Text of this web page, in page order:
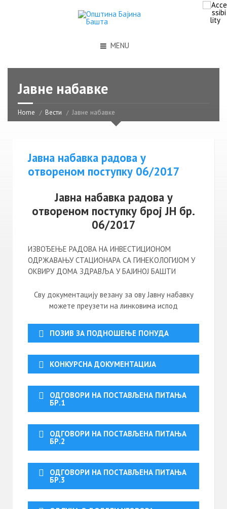
MENU
Јавне набавке
Home Вести Јавне набавке
Јавна набавка радова у
отвореном поступку 06/2017
Јавна набавка радова у
отвореном поступку број ЈН бр.
06/2017
ИЗВОЂЕЊЕ РАДОВА НА ИНВЕСТИЦИОНОМ
ОДРЖАВАЊУ СТАЦИОНАРА СА ГИНЕКОЛОГИЈОМ У
ОКВИРУ ДОМА ЗДРАВЉА У БАЈИНОЈ БАШТИ
Сву документацију везану за ову Јавну набавку
можете преузети на линковима испод
ПОЗИВ ЗА ПОДНОШЕЊЕ ПОНУДА
КОНКУРСНА ДОКУМЕНТАЦИЈА
ОДГОВОРИ НА ПОСТАВЉЕНА ПИТАЊА
БР.1
ОДГОВОРИ НА ПОСТАВЉЕНА ПИТАЊА
БР.2
ОДГОВОРИ НА ПОСТАВЉЕНА ПИТАЊА
БР.3